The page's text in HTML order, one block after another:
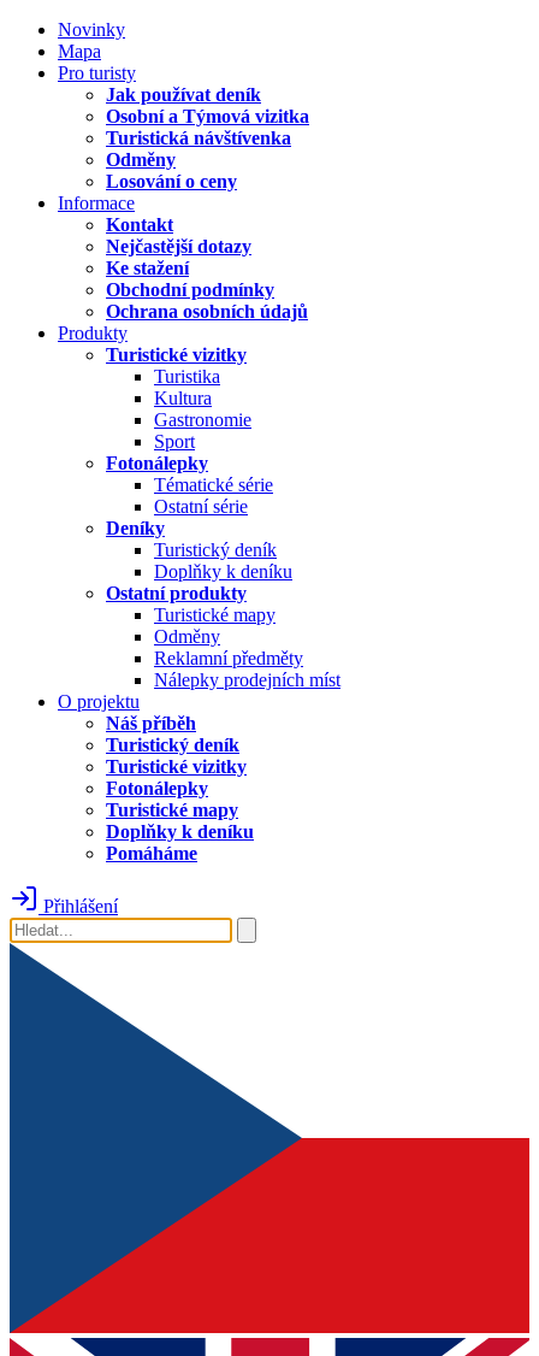
Novinky
Mapa
Pro turisty
Jak používat deník
Osobní a Týmová vizitka
Turistická návštívenka
Odměny
Losování o ceny
Informace
Kontakt
Nejčastější dotazy
Ke stažení
Obchodní podmínky
Ochrana osobních údajů
Produkty
Turistické vizitky
Turistika
Kultura
Gastronomie
Sport
Fotonálepky
Tématické série
Ostatní série
Deníky
Turistický deník
Doplňky k deníku
Ostatní produkty
Turistické mapy
Odměny
Reklamní předměty
Nálepky prodejních míst
O projektu
Náš příběh
Turistický deník
Turistické vizitky
Fotonálepky
Turistické mapy
Doplňky k deníku
Pomáháme
Přihlášení